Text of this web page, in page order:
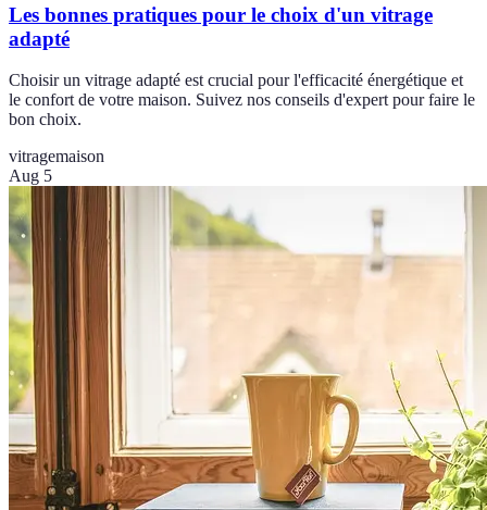
Les bonnes pratiques pour le choix d'un vitrage
adapté
Choisir un vitrage adapté est crucial pour l'efficacité énergétique et
le confort de votre maison. Suivez nos conseils d'expert pour faire le
bon choix.
vitragemaison
Aug 5